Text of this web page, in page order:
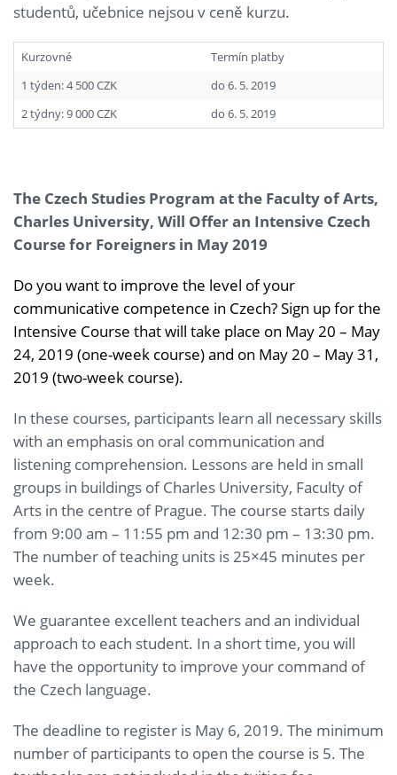
studentů, učebnice nejsou v ceně kurzu.
Kurzovné
Termín platby
1 týden: 4 500 CZK
do 6. 5. 2019
2 týdny: 9 000 CZK
do 6. 5. 2019
The Czech Studies Program at the Faculty of Arts,
Charles University, Will Offer an Intensive Czech
Course for Foreigners in May 2019
Do you want to improve the level of your
communicative competence in Czech? Sign up for the
Intensive Course that will take place on May 20 – May
24, 2019 (one-week course) and on May 20 – May 31,
2019 (two-week course).
In these courses, participants learn all necessary skills
with an emphasis on oral communication and
listening comprehension. Lessons are held in small
groups in buildings of Charles University, Faculty of
Arts in the centre of Prague. The course starts daily
from 9:00 am – 11:55 pm and 12:30 pm – 13:30 pm.
The number of teaching units is 25×45 minutes per
week.
We guarantee excellent teachers and an individual
approach to each student. In a short time, you will
have the opportunity to improve your command of
the Czech language.
The deadline to register is May 6, 2019. The minimum
number of participants to open the course is 5. The